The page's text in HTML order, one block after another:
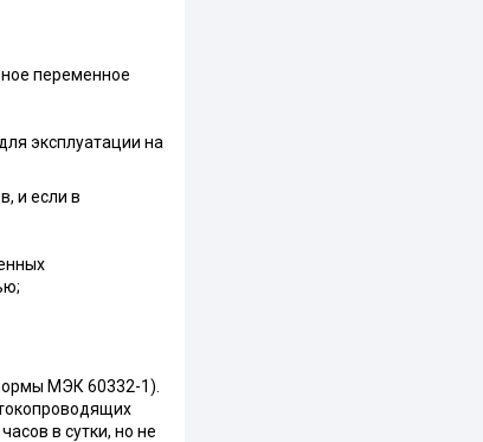
переменное
эксплуатации на
и если в
МЭК 60332-1).
в сутки, но не